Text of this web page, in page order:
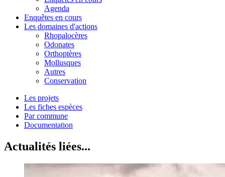
Agenda
Enquêtes en cours
Les domaines d'actions
Rhopalocères
Odonates
Orthoptères
Mollusques
Autres
Conservation
Les projets
Les fiches espèces
Par commune
Documentation
Actualités liées...